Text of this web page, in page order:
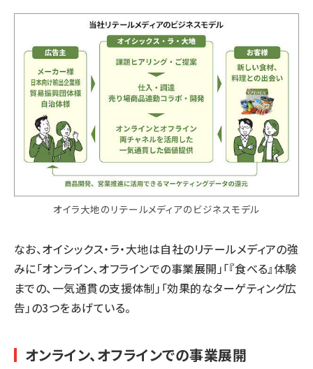
オイラ大地のリテールメディアのビジネスモデル
なお、オイシックス・ラ・大地は自社のリテールメディアの強
みに「オンライン、オフラインでの事業展開」「『食べる』体験
までの、一気通貫の支援体制」「効果的なターゲティング広
告」の3つをあげている。
オンライン、オフラインでの事業展開